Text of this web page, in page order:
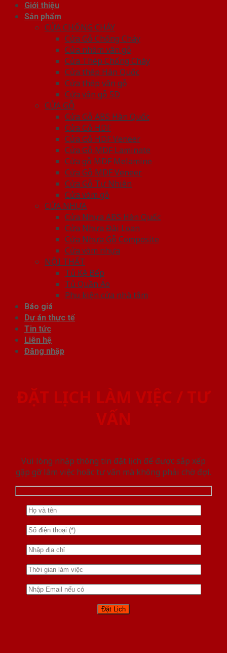
Giới thiệu
Sản phẩm
CỬA CHỐNG CHÁY
Cửa Gỗ Chống Cháy
Cửa nhôm vân gỗ
Cửa Thép Chống Cháy
Cửa thép Hàn Quốc
Cửa thép vân gỗ
Cửa vân gỗ 5D
CỬA GỖ
Cửa Gỗ ABS Hàn Quốc
Cửa Gỗ HDF
Cửa Gỗ HDF Veneer
Cửa Gỗ MDF Laminate
Cửa gỗ MDF Melamine
Cửa Gỗ MDF Veneer
Cửa Gỗ Tự Nhiên
Cửa vòm gỗ
CỬA NHỰA
Cửa Nhựa ABS Hàn Quốc
Cửa Nhựa Đài Loan
Cửa Nhựa Gỗ Composite
Cửa vòm nhựa
NỘI THẤT
Tủ Kệ Bếp
Tủ Quần Áo
Phụ kiện cửa nhà tắm
Báo giá
Dự án thực tế
Tin tức
Liên hệ
Đăng nhập
ĐẶT LỊCH LÀM VIỆC / TƯ
VẤN
Vui lòng nhập thông tin đặt lịch để được sắp xếp
gặp gỡ làm việc hoăc tư vấn mà không phải chờ đợi.